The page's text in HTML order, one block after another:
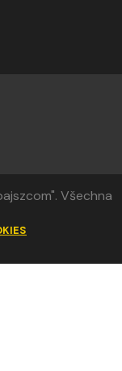
Všechna